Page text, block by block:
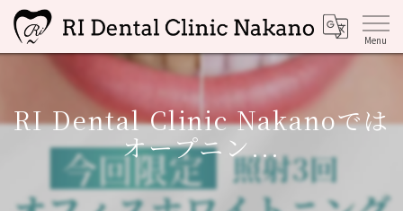
RI Dental Clinic Nakanoでは
オープニン...